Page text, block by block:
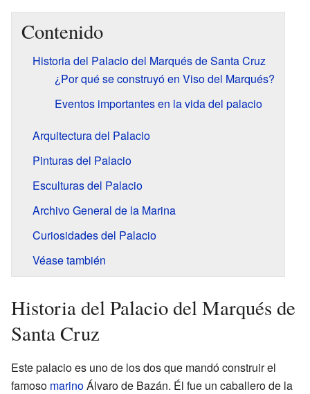
Contenido
Historia del Palacio del Marqués de Santa Cruz
¿Por qué se construyó en Viso del Marqués?
Eventos importantes en la vida del palacio
Arquitectura del Palacio
Pinturas del Palacio
Esculturas del Palacio
Archivo General de la Marina
Curiosidades del Palacio
Véase también
Historia del Palacio del Marqués de
Santa Cruz
Este palacio es uno de los dos que mandó construir el
famoso marinoÁlvaro de Bazán. Él fue un caballero de la